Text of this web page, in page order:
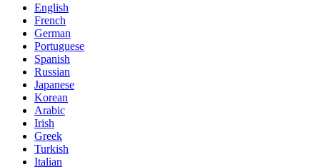
English
French
German
Portuguese
Spanish
Russian
Japanese
Korean
Arabic
Irish
Greek
Turkish
Italian